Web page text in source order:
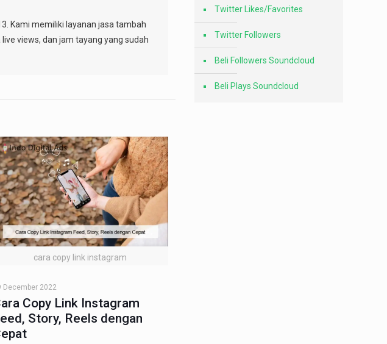
Kami memiliki layanan jasa tambah
views, dan jam tayang yang sudah
cara copy link instagram
December 2022
Copy Link Instagram
Story, Reels dengan
Twitter Likes/Favorites
Twitter Followers
Beli Followers Soundcloud
Beli Plays Soundcloud